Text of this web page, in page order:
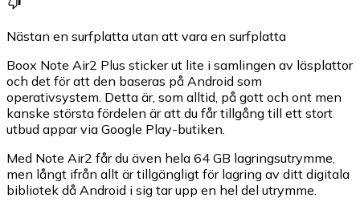
Nästan en surfplatta utan att vara en surfplatta
Boox Note Air2 Plus sticker ut lite i samlingen av läsplattor
och det för att den baseras på Android som
operativsystem. Detta är, som alltid, på gott och ont men
kanske största fördelen är att du får tillgång till ett stort
utbud appar via Google Play-butiken.
Med Note Air2 får du även hela 64 GB lagringsutrymme,
men långt ifrån allt är tillgängligt för lagring av ditt digitala
bibliotek då Android i sig tar upp en hel del utrymme.